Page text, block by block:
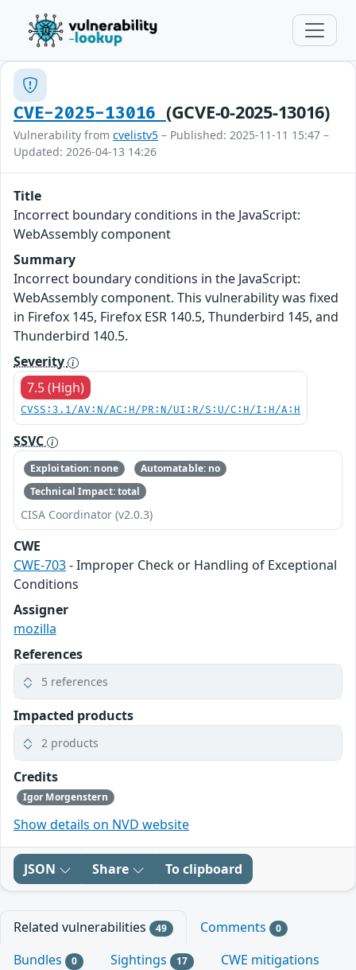
CVE-2025-13016 (GCVE-0-2025-13016)
Vulnerability from cvelistv5 – Published: 2025-11-11 15:47 –
Updated: 2026-04-13 14:26
Title
Incorrect boundary conditions in the JavaScript:
WebAssembly component
Summary
Incorrect boundary conditions in the JavaScript:
WebAssembly component. This vulnerability was fixed
in Firefox 145, Firefox ESR 140.5, Thunderbird 145, and
Thunderbird 140.5.
Severity
7.5 (High)
CVSS:3.1/AV:N/AC:H/PR:N/UI:R/S:U/C:H/I:H/A:H
SSVC
Exploitation: none
Automatable: no
Technical Impact: total
CISA Coordinator (v2.0.3)
CWE
CWE-703- Improper Check or Handling of Exceptional
Conditions
Assigner
mozilla
References
5 references
Impacted products
2 products
Credits
Igor Morgenstern
Show details on NVD website
JSON Share To clipboard
Related vulnerabilities 49 Comments 0
Bundles 0 Sightings 17
CWE mitigations